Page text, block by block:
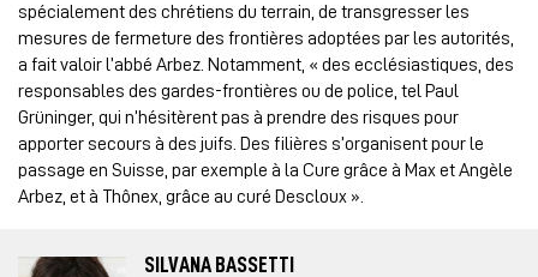
spécialement des chrétiens du terrain, de transgresser les
mesures de fermeture des frontières adoptées par les autorités,
a fait valoir l’abbé Arbez. Notamment, « des ecclésiastiques, des
responsables des gardes-frontières ou de police, tel Paul
Grüninger, qui n’hésitèrent pas à prendre des risques pour
apporter secours à des juifs. Des filières s’organisent pour le
passage en Suisse, par exemple à la Cure grâce à Max et Angèle
Arbez, et à Thônex, grâce au curé Descloux ».
SILVANA BASSETTI